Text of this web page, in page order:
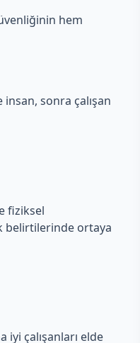
hem
sonra çalışan
fiziksel
belirtilerinde ortaya
çalışanları elde